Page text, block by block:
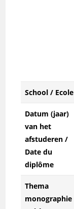
School / Ecole
Datum (jaar)
van het
afstuderen /
Date du
diplôme
Thema
monographie